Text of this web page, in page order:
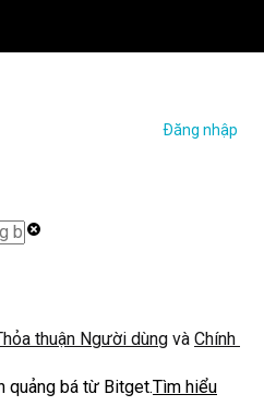
Đăng nhập
thuận Người dùng và Chính
quảng bá từ Bitget.Tìm hiểu